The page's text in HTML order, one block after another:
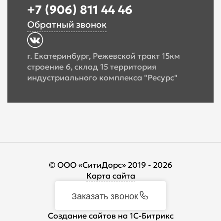
+7 (906) 811 44 46
Обратный звонок
г. Екатеринбург, Режевской тракт 15км
строение 6, склад 15 территория
индустриального комплекса "Ресурс"
© ООО «СитиДорс» 2019 - 2026
Карта сайта
Заказать звонок
Cоздание сайтов на 1С-Битрикс